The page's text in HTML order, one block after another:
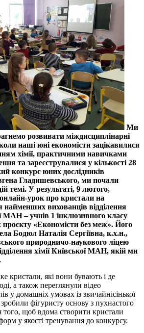
Ми
розвивати міждисциплінарні
наші юні економісти зацікавилися
хімії, практичними навичками
та зареєструвалися у кількості 28
конкурс юних дослідників
Гладишевського, ми почали
темі. У результаті, 9 лютого,
урок про кристали на
вихованців відділення
МАН – учнів 1 інклюзивного класу
«Економісти без меж». Його
Бодюл Наталія Сергіївна, к.х.н.,
природничо-наукового ліцею
хімії Київської МАН, якій ми
кристали, які вони бувають і де
а також переглянули відео
у домашніх умовах із звичайнісінької
фігуристу основу з пухнастого
того, щоб вдома створити кристали
у якості тренування до конкурсу.